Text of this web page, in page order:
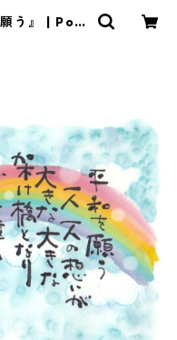
う』 | Pom